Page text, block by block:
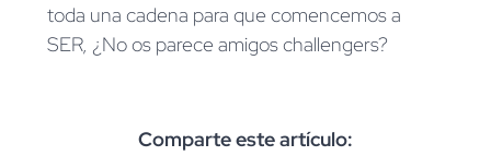
toda una cadena para que comencemos a
SER, ¿No os parece amigos challengers?
Comparte este artículo: